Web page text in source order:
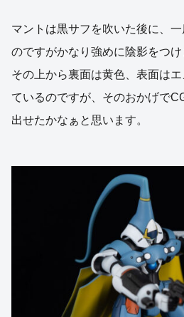
マントは黒サフを吹いた後に、
のですがかなり強めに陰影をつけ
その上から裏面は黄色、表面は
ているのですが、そのおかげで
出せたかなぁと思います。